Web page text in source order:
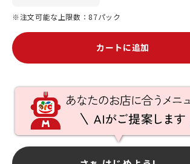
※注文可能な上限数：87パック
カートに追加